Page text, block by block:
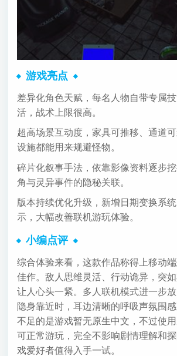
游戏亮点
差异化角色天赋，每名人物自带专属
活，战术上限很高。
超高场景互动度，家具可推移、通道
设施都能用来规避怪物。
碎片化叙事手法，依靠影像资料逐步
角与灵异事件的隐秘关联。
版本持续优化升级，新增日期变换系
示，大幅改善联机游玩体验。
小编点评
综合体验来看，这款作品称得上移动
佳作。敌人思维灵活、行动诡异，突
让人心头一紧。多人联机模式进一步
隐身靠近时，耳边清晰的呼吸声氛围
不足的是游戏暂无原生中文，不过使
可正常游玩，完全不影响剧情理解和
戏爱好者值得入手一试。